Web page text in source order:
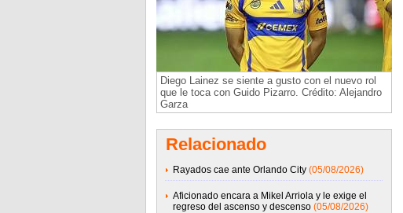
Diego Lainez se siente a gusto con el nuevo rol
que le toca con Guido Pizarro. Crédito: Alejandro
Garza
Relacionado
Rayados cae ante Orlando City (05/08/2026)
Aficionado encara a Mikel Arriola y le exige el
regreso del ascenso y descenso (05/08/2026)